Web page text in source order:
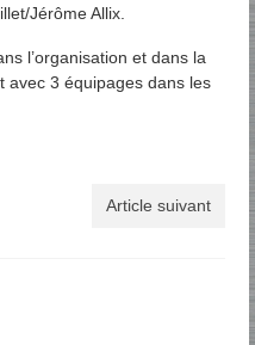
Jérôme Allix.
l’organisation et dans la
avec 3 équipages dans les
Article suivant